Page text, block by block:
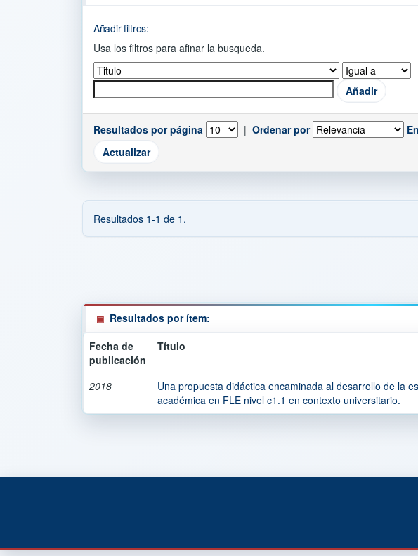
Añadir filtros:
Usa los filtros para afinar la busqueda.
Resultados por página | Ordenar por
Resultados 1-1 de 1.
Resultados por ítem:
Fecha de
publicación
Título
2018
Una propuesta didáctica encaminada al desarrollo de la
académica en FLE nivel c1.1 en contexto universitario.